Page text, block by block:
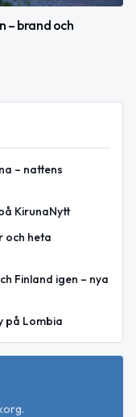
– brand och
– nattens
KirunaNytt
och heta
Finland igen – nya
på Lombia